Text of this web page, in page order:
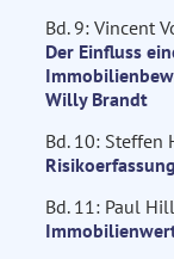
Bd. 9: Vincent
Der Einfluss
Willy Brandt
Bd. 10: Steffen
Bd. 11: Paul